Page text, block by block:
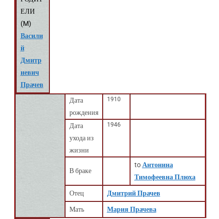
ЕЛИ
(M)
Васили
й
Дмитр
иевич
Прачев
Дата
рождения
1910
Дата
ухода из
жизни
1946
В браке
to Антонина
Тимофеевна Плюха
Отец Дмитрий Прачев
Мать Мария Прачева